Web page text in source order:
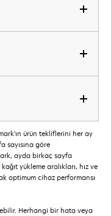
ürün tekliflerini her ay
sayısına göre
ayda birkaç sayfa
yükleme aralıkları, hız ve
optimum cihaz performansı
Herhangi bir hata veya